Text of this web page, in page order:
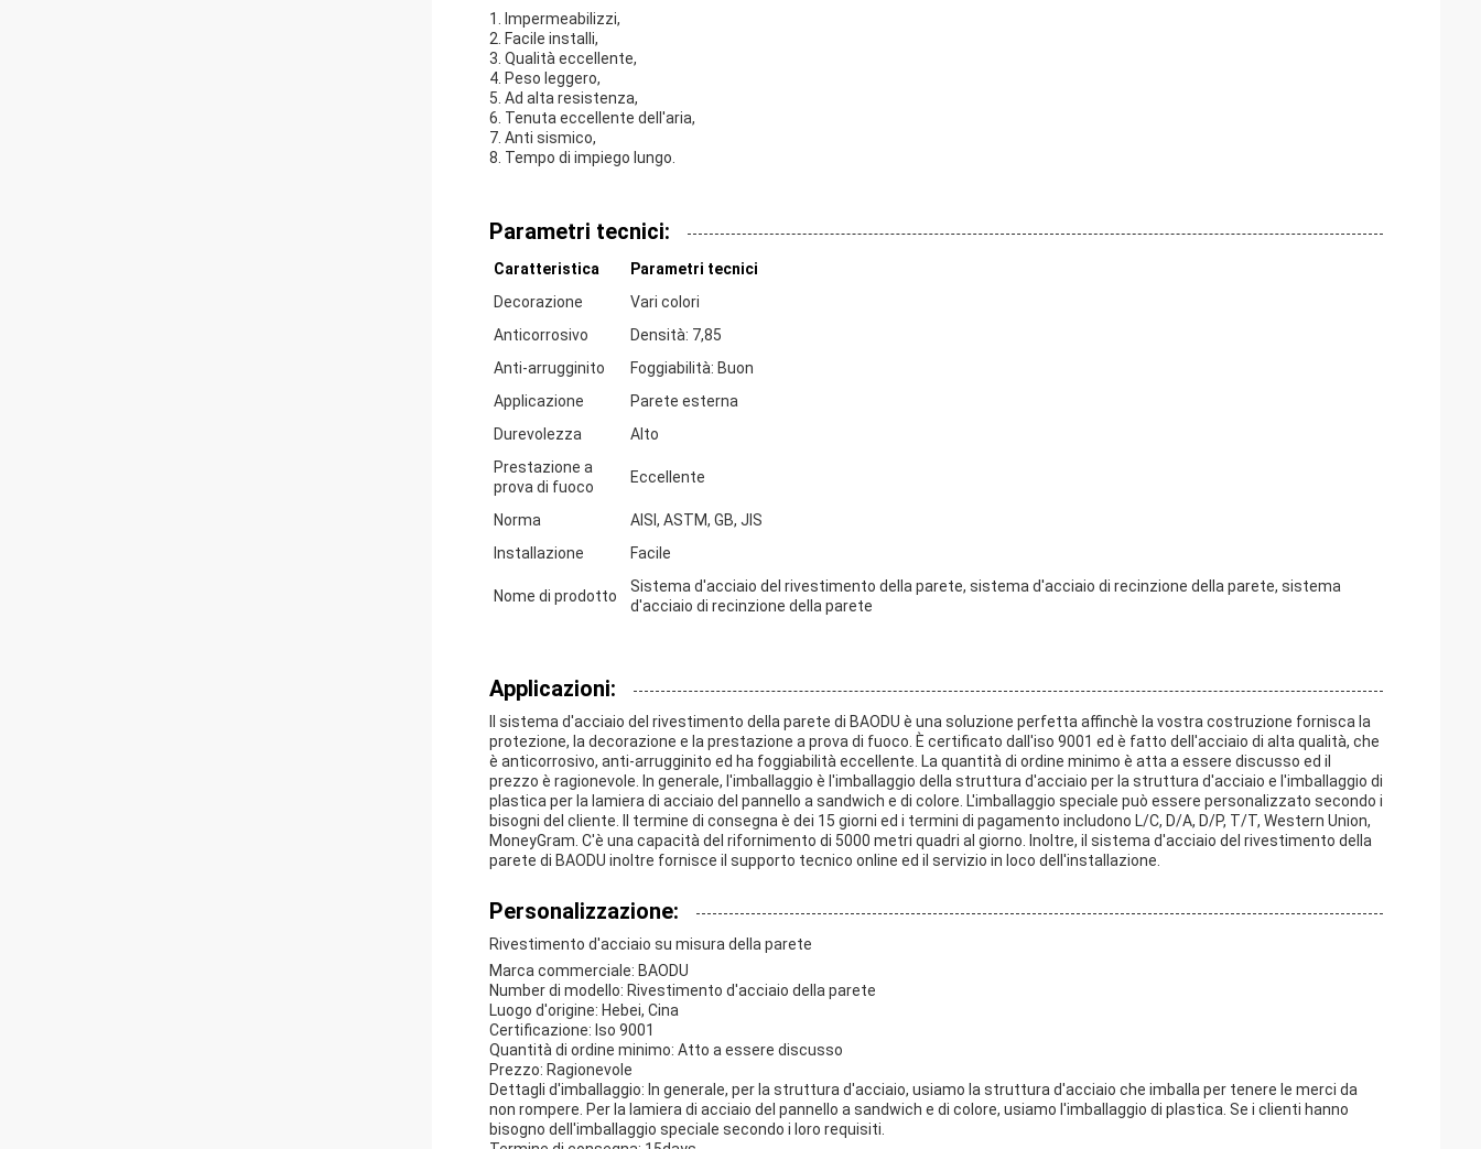
1. Impermeabilizzi,
2. Facile installi,
3. Qualità eccellente,
4. Peso leggero,
5. Ad alta resistenza,
6. Tenuta eccellente dell'aria,
7. Anti sismico,
8. Tempo di impiego lungo.
Parametri tecnici:
Caratteristica
Parametri tecnici
Decorazione
Vari colori
Anticorrosivo
Densità: 7,85
Anti-arrugginito
Foggiabilità: Buon
Applicazione
Parete esterna
Durevolezza
Alto
Prestazione a
prova di fuoco
Eccellente
Norma
AISI, ASTM, GB, JIS
Installazione
Facile
Nome di prodotto
Sistema d'acciaio del rivestimento della parete, sistema d'acciaio di recinzione della parete, sistema
d'acciaio di recinzione della parete
Applicazioni:
Il sistema d'acciaio del rivestimento della parete di BAODU è una soluzione perfetta affinchè la vostra costruzione fornisca la
protezione, la decorazione e la prestazione a prova di fuoco. È certificato dall'iso 9001 ed è fatto dell'acciaio di alta qualità, che
è anticorrosivo, anti-arrugginito ed ha foggiabilità eccellente. La quantità di ordine minimo è atta a essere discusso ed il
prezzo è ragionevole. In generale, l'imballaggio è l'imballaggio della struttura d'acciaio per la struttura d'acciaio e l'imballaggio di
plastica per la lamiera di acciaio del pannello a sandwich e di colore. L'imballaggio speciale può essere personalizzato secondo i
bisogni del cliente. Il termine di consegna è dei 15 giorni ed i termini di pagamento includono L/C, D/A, D/P, T/T, Western Union,
MoneyGram. C'è una capacità del rifornimento di 5000 metri quadri al giorno. Inoltre, il sistema d'acciaio del rivestimento della
parete di BAODU inoltre fornisce il supporto tecnico online ed il servizio in loco dell'installazione.
Personalizzazione:
Rivestimento d'acciaio su misura della parete
Marca commerciale: BAODU
Number di modello: Rivestimento d'acciaio della parete
Luogo d'origine: Hebei, Cina
Certificazione: Iso 9001
Quantità di ordine minimo: Atto a essere discusso
Prezzo: Ragionevole
Dettagli d'imballaggio: In generale, per la struttura d'acciaio, usiamo la struttura d'acciaio che imballa per tenere le merci da
non rompere. Per la lamiera di acciaio del pannello a sandwich e di colore, usiamo l'imballaggio di plastica. Se i clienti hanno
bisogno dell'imballaggio speciale secondo i loro requisiti.